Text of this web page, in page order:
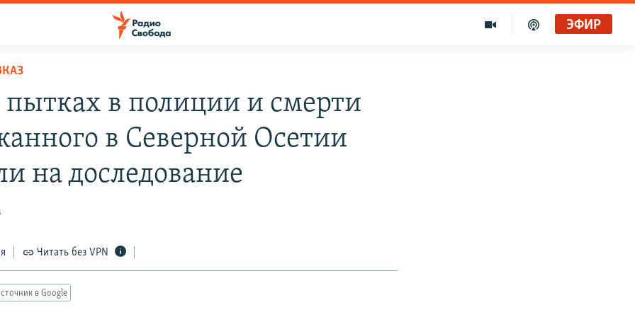
ЭФИР
пытках в полиции и смерти
в Северной Осетии
на доследование
Читать без VPN
в Google